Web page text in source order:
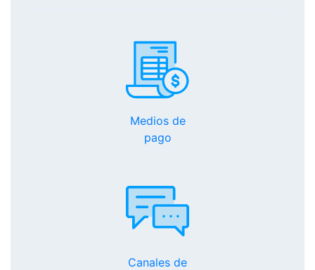
Medios de
pago
Canales de